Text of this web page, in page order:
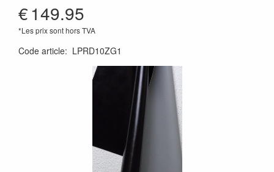
€149.95
*Les prix sont hors TVA
Code article: LPRD10ZG1